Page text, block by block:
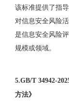
该标准提供了指导
对信息安全风险
是信息安全风险
规模或领域。
5.GB/T 34942-
方法》